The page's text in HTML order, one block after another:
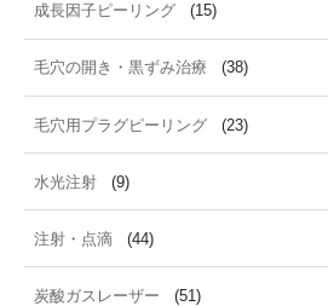
成長因子ピーリング (15)
毛穴の開き・黒ずみ治療 (38)
毛穴用プラグピーリング (23)
水光注射 (9)
注射・点滴 (44)
炭酸ガスレーザー (51)